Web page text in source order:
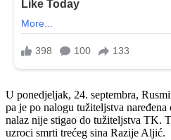
U ponedjeljak, 24. septembra,
pa je po nalogu tužiteljstva
nalaz nije stigao do tužiteljstva TK.
uzroci smrti trećeg sina Razije Aljić.